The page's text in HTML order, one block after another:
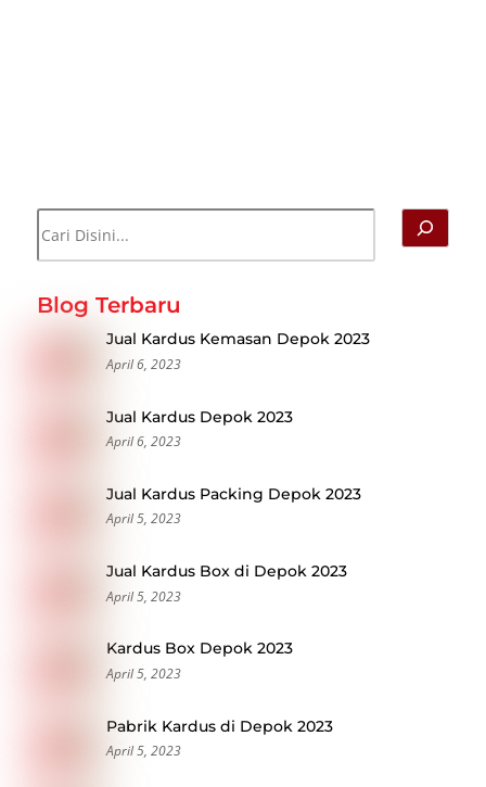
Cari
Blog Terbaru
Jual Kardus Kemasan Depok 2023
April 6, 2023
Jual Kardus Depok 2023
April 6, 2023
Jual Kardus Packing Depok 2023
April 5, 2023
Jual Kardus Box di Depok 2023
April 5, 2023
Kardus Box Depok 2023
April 5, 2023
Pabrik Kardus di Depok 2023
April 5, 2023